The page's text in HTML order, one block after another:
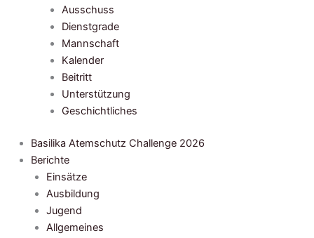
Ausschuss
Dienstgrade
Mannschaft
Kalender
Beitritt
Unterstützung
Geschichtliches
Basilika Atemschutz Challenge 2026
Berichte
Einsätze
Ausbildung
Jugend
Allgemeines